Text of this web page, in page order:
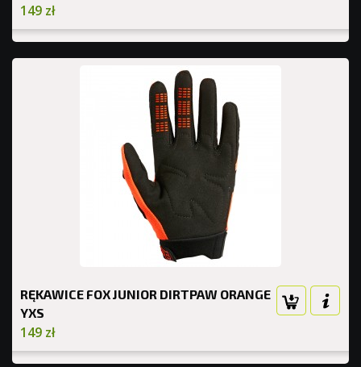
149 zł
RĘKAWICE FOX JUNIOR DIRTPAW ORANGE
YXS
149 zł